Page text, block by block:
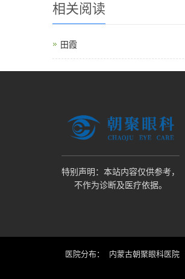
相关阅读
田霞
特别声明：本站内容仅供参考，
不作为诊断及医疗依据。
医院分布 内蒙古朝聚眼科医院